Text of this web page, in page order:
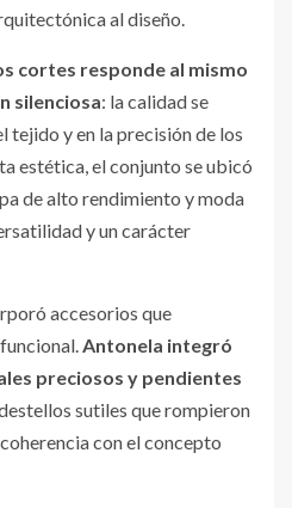
al diseño.
cortes responde al mismo
silenciosa: la calidad se
tejido y en la precisión de los
estética, el conjunto se ubicó
de alto rendimiento y moda
y un carácter
accesorios que
Antonela integró
preciosos y pendientes
sutiles que rompieron
con el concepto